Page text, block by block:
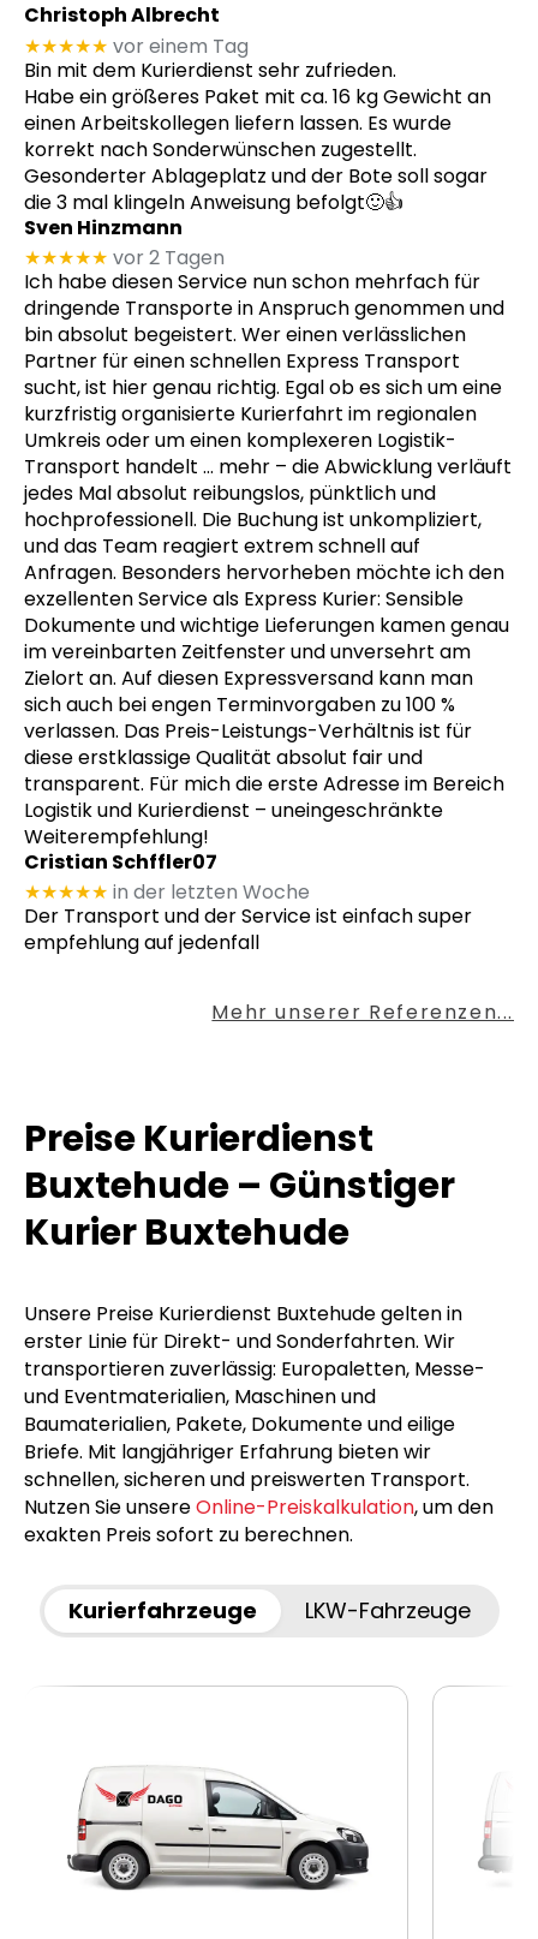
Christoph Albrecht
★★★★★ vor einem Tag
Bin mit dem Kurierdienst sehr zufrieden.
Habe ein größeres Paket mit ca. 16 kg Gewicht an
einen Arbeitskollegen liefern lassen. Es wurde
korrekt nach Sonderwünschen zugestellt.
Gesonderter Ablageplatz und der Bote soll sogar
die 3 mal klingeln Anweisung befolgt🙂👍
Sven Hinzmann
★★★★★ vor 2 Tagen
Ich habe diesen Service nun schon mehrfach für
dringende Transporte in Anspruch genommen und
bin absolut begeistert. Wer einen verlässlichen
Partner für einen schnellen Express Transport
sucht, ist hier genau richtig. Egal ob es sich um eine
kurzfristig organisierte Kurierfahrt im regionalen
Umkreis oder um einen komplexeren Logistik-
Transport handelt … mehr – die Abwicklung verläuft
jedes Mal absolut reibungslos, pünktlich und
hochprofessionell. Die Buchung ist unkompliziert,
und das Team reagiert extrem schnell auf
Anfragen. Besonders hervorheben möchte ich den
exzellenten Service als Express Kurier: Sensible
Dokumente und wichtige Lieferungen kamen genau
im vereinbarten Zeitfenster und unversehrt am
Zielort an. Auf diesen Expressversand kann man
sich auch bei engen Terminvorgaben zu 100 %
verlassen. Das Preis-Leistungs-Verhältnis ist für
diese erstklassige Qualität absolut fair und
transparent. Für mich die erste Adresse im Bereich
Logistik und Kurierdienst – uneingeschränkte
Weiterempfehlung!
Cristian Schffler07
★★★★★ in der letzten Woche
Der Transport und der Service ist einfach super
empfehlung auf jedenfall
Mehr unserer Referenzen...
Preise Kurierdienst
Buxtehude – Günstiger
Kurier Buxtehude
Unsere Preise Kurierdienst Buxtehude gelten in
erster Linie für Direkt- und Sonderfahrten. Wir
transportieren zuverlässig: Europaletten, Messe-
und Eventmaterialien, Maschinen und
Baumaterialien, Pakete, Dokumente und eilige
Briefe. Mit langjähriger Erfahrung bieten wir
schnellen, sicheren und preiswerten Transport.
Nutzen Sie unsereOnline-Preiskalkulation, um den
exakten Preis sofort zu berechnen.
Kurierfahrzeuge LKW-Fahrzeuge